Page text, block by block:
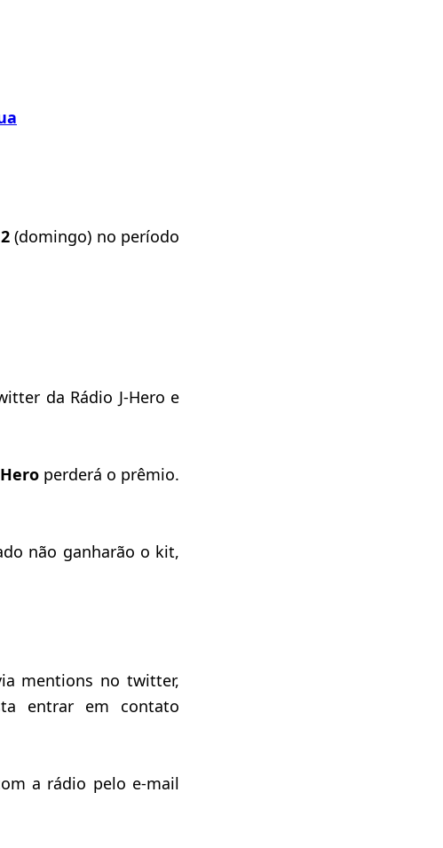
(domingo) no período
da Rádio J-Hero e
perderá o prêmio.
não ganharão o kit,
mentions no twitter,
entrar em contato
a rádio pelo e-mail